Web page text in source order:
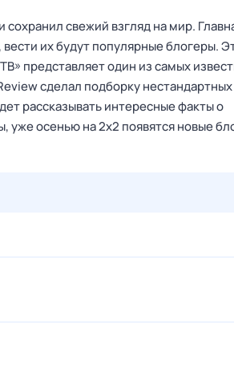
свежий взгляд на мир.
их будут популярные блогеры.
представляет один из самых
сделал подборку нестандартных
рассказывать интересные факты о
уже осенью на 2х2 появятся новые